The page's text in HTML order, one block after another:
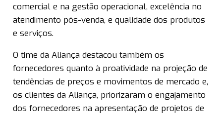
comercial e na gestão operacional, excelência no
atendimento pós-venda, e qualidade dos produtos
e serviços.
O time da Aliança destacou também os
fornecedores quanto à proatividade na projeção de
tendências de preços e movimentos de mercado e,
os clientes da Aliança, priorizaram o engajamento
dos fornecedores na apresentação de projetos de